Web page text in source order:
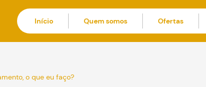
Início Quem somos Ofertas
o que eu faço?